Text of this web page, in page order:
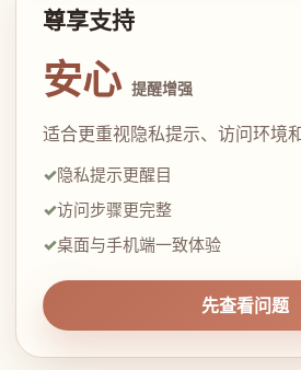
尊享支持
安心 提醒增强
适合更重视隐私提示、访问环境
隐私提示更醒目
访问步骤更完整
桌面与手机端一致体验
先查看问题